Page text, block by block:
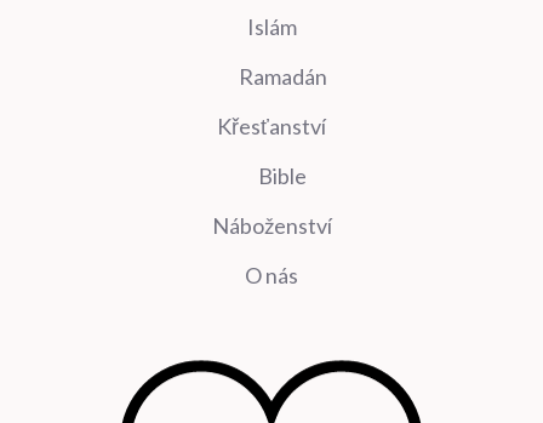
Islám
Ramadán
Křesťanství
Bible
Náboženství
O nás